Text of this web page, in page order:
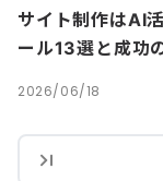
サイト制作はAI
ール13選と成功
2026/06/18